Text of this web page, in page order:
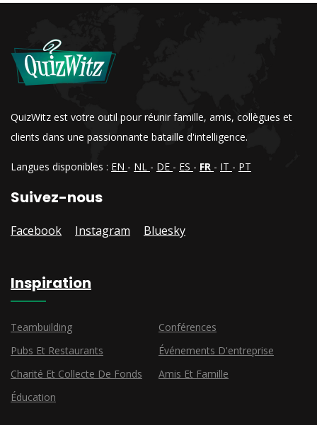
QuizWitz est votre outil pour réunir famille, amis, collègues et
clients dans une passionnante bataille d'intelligence.
Langues disponibles : EN - NL - DE - ES - FR - IT - PT
Suivez-nous
Facebook Instagram Bluesky
Inspiration
Teambuilding
Conférences
Pubs Et Restaurants
Événements D'entreprise
Charité Et Collecte De Fonds
Amis Et Famille
Éducation